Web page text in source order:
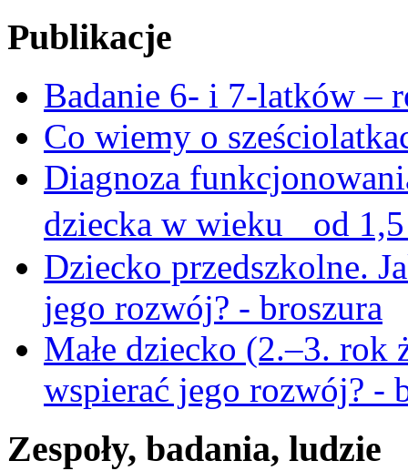
Publikacje
Badanie 6- i 7-latków –
Co wiemy o
Diagnoza
dziecka w wieku od 1,5
Dziecko przedszkolne.
jego rozwój? - broszura
Małe dziecko (2.–3. rok
wspierać jego rozwój? -
Zespoły, badania, ludzie